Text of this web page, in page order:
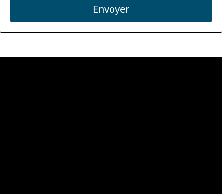
Envoyer